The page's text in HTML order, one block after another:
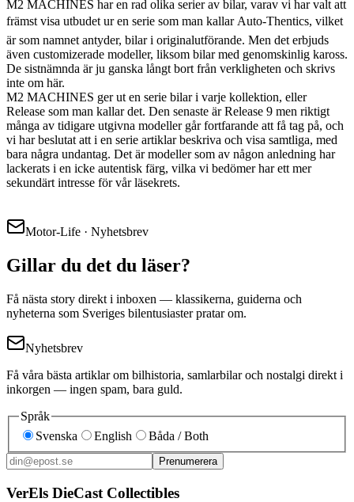
M2 MACHINES har en rad olika serier av bilar, varav vi har valt att
främst visa utbudet ur en serie som man kallar Auto-Thentics, vilket
är som namnet antyder, bilar i originalutförande. Men det erbjuds
även customizerade modeller, liksom bilar med genomskinlig kaross.
De sistnämnda är ju ganska långt bort från verkligheten och skrivs
inte om här.
M2 MACHINES ger ut en serie bilar i varje kollektion, eller
Release som man kallar det. Den senaste är Release 9 men riktigt
många av tidigare utgivna modeller går fortfarande att få tag på, och
vi har beslutat att i en serie artiklar beskriva och visa samtliga, med
bara några undantag. Det är modeller som av någon anledning har
lackerats i en icke autentisk färg, vilka vi bedömer har ett mer
sekundärt intresse för vår läsekrets.
Motor-Life · Nyhetsbrev
Gillar du det du läser?
Få nästa story direkt i inboxen — klassikerna, guiderna och
nyheterna som Sveriges bilentusiaster pratar om.
Nyhetsbrev
Få våra bästa artiklar om bilhistoria, samlarbilar och nostalgi direkt i
inkorgen — ingen spam, bara guld.
Språk
Svenska
English Båda / Both
Prenumerera
VerEls DieCast Collectibles